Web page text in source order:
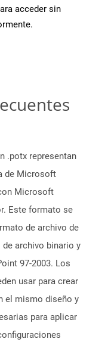
acceder sin
.potx representan
de Microsoft
Microsoft
Este formato se
de archivo de
archivo binario y
97-2003. Los
usar para crear
el mismo diseño y
para aplicar